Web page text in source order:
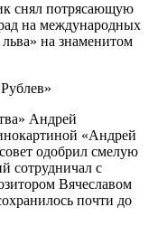
снял потрясающую
на международных
на знаменитом
Андрей
«Андрей
одобрил смелую
сотрудничал с
Вячеславом
почти до